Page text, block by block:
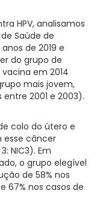
HPV, analisamos
Saúde de
de 2019 e
do grupo de
em 2014
mais jovem,
2001 e 2003).
colo do útero e
esse câncer
NIC3). Em
o grupo elegível
de 58% nos
67% nos casos de